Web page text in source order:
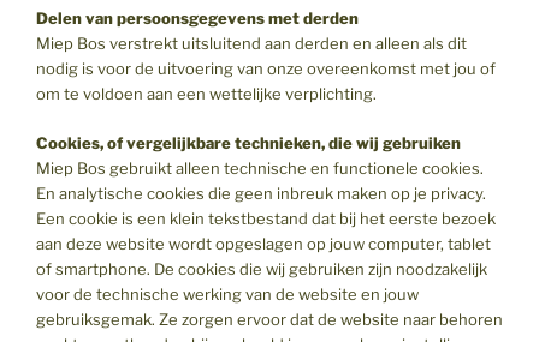
Delen van persoonsgegevens met derden
Miep Bos verstrekt uitsluitend aan derden en alleen als dit
nodig is voor de uitvoering van onze overeenkomst met jou of
om te voldoen aan een wettelijke verplichting.
Cookies, of vergelijkbare technieken, die wij gebruiken
Miep Bos gebruikt alleen technische en functionele cookies.
En analytische cookies die geen inbreuk maken op je privacy.
Een cookie is een klein tekstbestand dat bij het eerste bezoek
aan deze website wordt opgeslagen op jouw computer, tablet
of smartphone. De cookies die wij gebruiken zijn noodzakelijk
voor de technische werking van de website en jouw
gebruiksgemak. Ze zorgen ervoor dat de website naar behoren